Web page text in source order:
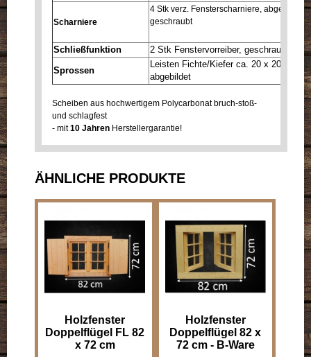
Scharniere
4 Stk verz. Fensterscharniere,
geschraubt
Schließfunktion
2 Stk Fenstervorreiber, geschraubt mit
Sprossen
Leisten Fichte/Kiefer ca. 20 x 20 mm -
abgebildet
Scheiben aus hochwertigem Polycarbonat bruch-stoß-
und schlagfest
- mit10 Jahren Herstellergarantie!
ÄHNLICHE PRODUKTE
Holzfenster
Doppelflügel FL 82
x 72 cm
Holzfenster
Doppelflügel 82 x
72 cm - B-Ware